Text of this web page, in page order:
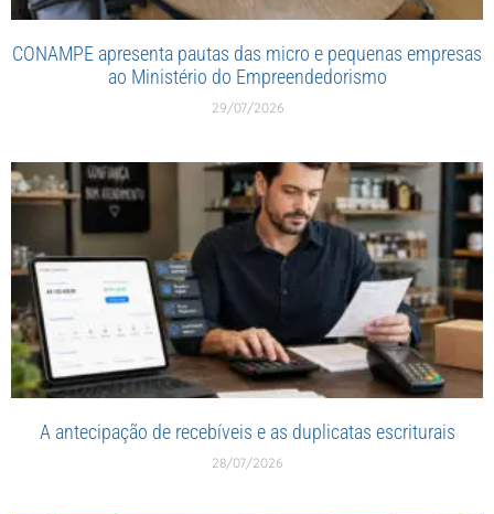
CONAMPE apresenta pautas das micro e pequenas empresas
ao Ministério do Empreendedorismo
29/07/2026
A antecipação de recebíveis e as duplicatas escriturais
28/07/2026